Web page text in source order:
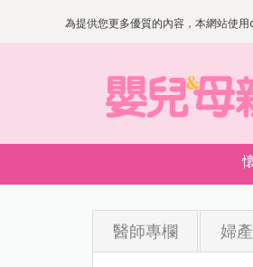
為提供您更多優質的內容，本網站使
醫師專欄 婦